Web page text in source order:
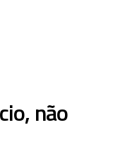
não